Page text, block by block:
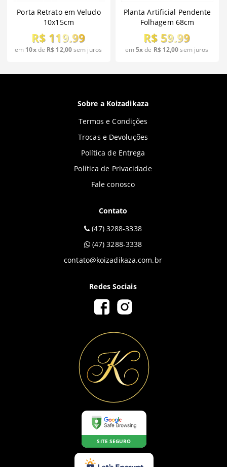
Porta Retrato em Veludo
10x15cm
R$ 119,99
em 10xde R$ 12,00sem juros
Planta Artificial Pendente
Folhagem 68cm
R$ 59,99
em 5xde R$ 12,00sem juros
Sobre a Koizadikaza
Termos e Condições
Trocas e Devoluções
Política de Entrega
Política de Privacidade
Fale conosco
Contato
(47) 3288-3338
(47) 3288-3338
contato@koizadikaza.com.br
Redes Sociais
SITE SEGURO